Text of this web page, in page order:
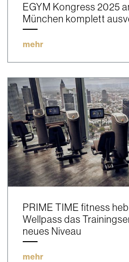
EGYM Kongress 2025
München komplett
mehr
PRIME TIME fitness
Wellpass das
neues Niveau
mehr